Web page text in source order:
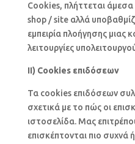
Cookies, πλήττεται άμεσα
shop / site αλλά
εμπειρία πλοήγησης μιας
λειτουργίες
II) Cookies επιδόσεων
Τα cookies επιδόσεων
σχετικά με το πώς οι
ιστοσελίδα. Μας
επισκέπτονται πιο συχνά